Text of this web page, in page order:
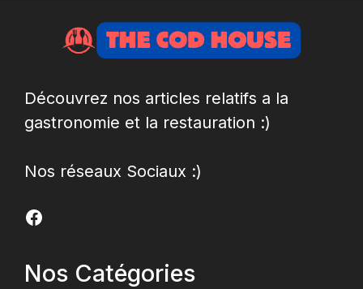
Découvrez nos articles relatifs a la
gastronomie et la restauration :)
Nos réseaux Sociaux :)
Facebook
Nos Catégories